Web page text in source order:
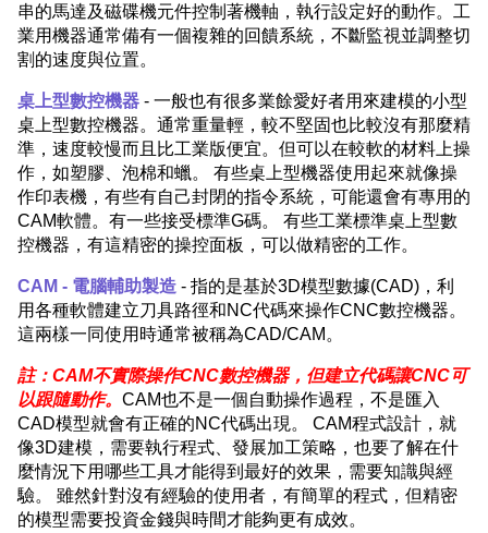
串的馬達及磁碟機元件控制著機軸，執行設定好的動作。工
業用機器通常備有一個複雜的回饋系統，不斷監視並調整切
割的速度與位置。
桌上型數控機器 - 一般也有很多業餘愛好者用來建模的小型
桌上型數控機器。通常重量輕，較不堅固也比較沒有那麼精
準，速度較慢而且比工業版便宜。但可以在較軟的材料上操
作，如塑膠、泡棉和蠟。 有些桌上型機器使用起來就像操
作印表機，有些有自己封閉的指令系統，可能還會有專用的
CAM軟體。有一些接受標準G碼。 有些工業標準桌上型數
控機器，有這精密的操控面板，可以做精密的工作。
CAM - 電腦輔助製造 - 指的是基於3D模型數據(CAD)，利
用各種軟體建立刀具路徑和NC代碼來操作CNC數控機器。
這兩樣一同使用時通常被稱為CAD/CAM。
註：CAM不實際操作CNC數控機器，但建立代碼讓CNC可
以跟隨動作。 CAM也不是一個自動操作過程，不是匯入
CAD模型就會有正確的NC代碼出現。 CAM程式設計，就
像3D建模，需要執行程式、發展加工策略，也要了解在什
麼情況下用哪些工具才能得到最好的效果，需要知識與經
驗。 雖然針對沒有經驗的使用者，有簡單的程式，但精密
的模型需要投資金錢與時間才能夠更有成效。